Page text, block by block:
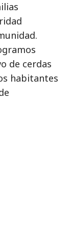
de cerdas
habitantes